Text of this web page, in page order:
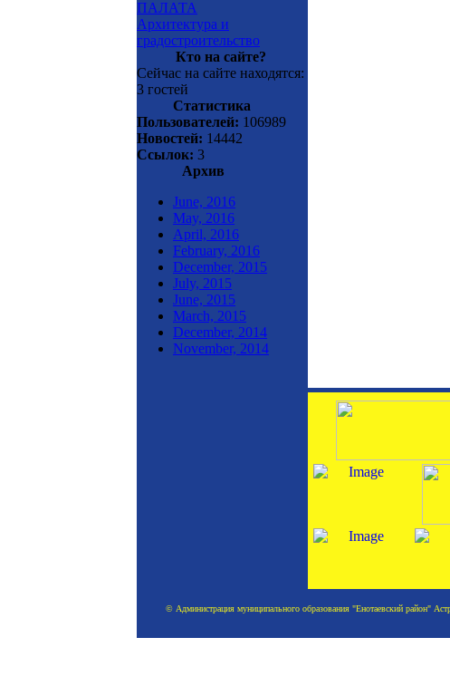
ПАЛАТА
Архитектура и
градостроительство
Кто на сайте?
Сейчас на сайте находятся:
3 гостей
Статистика
Пользователей: 106989
Новостей: 14442
Ссылок: 3
Архив
June, 2016
May, 2016
April, 2016
February, 2016
December, 2015
July, 2015
June, 2015
March, 2015
December, 2014
November, 2014
© Администрация муниципального образования "Енотаевский район"